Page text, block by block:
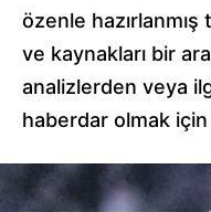
özenle hazırlanmış
ve kaynakları bir
analizlerden veya
haberdar olmak için